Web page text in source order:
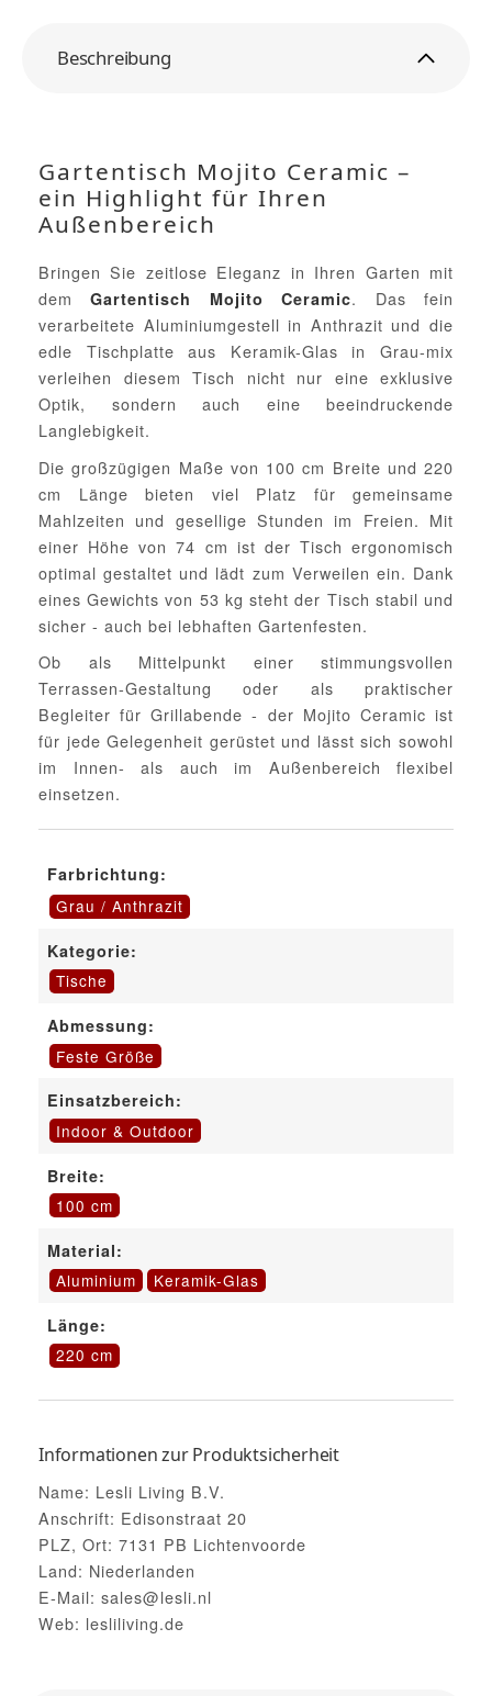
Beschreibung
Gartentisch Mojito Ceramic –
ein Highlight für Ihren
Außenbereich
Bringen Sie zeitlose Eleganz in Ihren Garten mit
demGartentisch Mojito Ceramic. Das fein
verarbeitete Aluminiumgestell in Anthrazit und die
edle Tischplatte aus Keramik-Glas in Grau-mix
verleihen diesem Tisch nicht nur eine exklusive
Optik, sondern auch eine beeindruckende
Langlebigkeit.
Die großzügigen Maße von 100 cm Breite und 220
cm Länge bieten viel Platz für gemeinsame
Mahlzeiten und gesellige Stunden im Freien. Mit
einer Höhe von 74 cm ist der Tisch ergonomisch
optimal gestaltet und lädt zum Verweilen ein. Dank
eines Gewichts von 53 kg steht der Tisch stabil und
sicher - auch bei lebhaften Gartenfesten.
Ob als Mittelpunkt einer stimmungsvollen
Terrassen-Gestaltung oder als praktischer
Begleiter für Grillabende - der Mojito Ceramic ist
für jede Gelegenheit gerüstet und lässt sich sowohl
im Innen- als auch im Außenbereich flexibel
einsetzen.
Farbrichtung:
Grau / Anthrazit
Kategorie:
Tische
Abmessung:
Feste Größe
Einsatzbereich:
Indoor & Outdoor
Breite:
100 cm
Material:
Aluminium
Keramik-Glas
Länge:
220 cm
Informationen zur Produktsicherheit
Name: Lesli Living B.V.
Anschrift: Edisonstraat 20
PLZ, Ort: 7131 PB Lichtenvoorde
Land: Niederlanden
E-Mail: sales@lesli.nl
Web: lesliliving.de